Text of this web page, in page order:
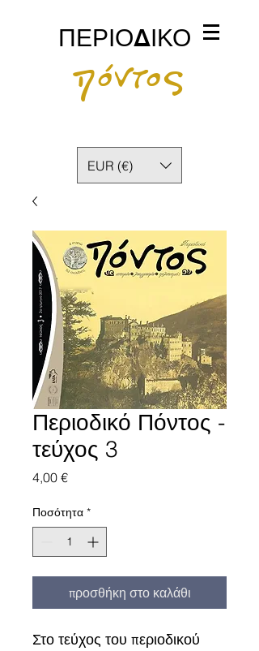
πόντος
ΠΕΡΙΟΔΙΚΟ
EUR (€)
Περιοδικό Πόντος -
τεύχος 3
4,00 €Τιμή
Ποσότητα *
προσθήκη στο καλάθι
Στο τεύχος του περιοδικού